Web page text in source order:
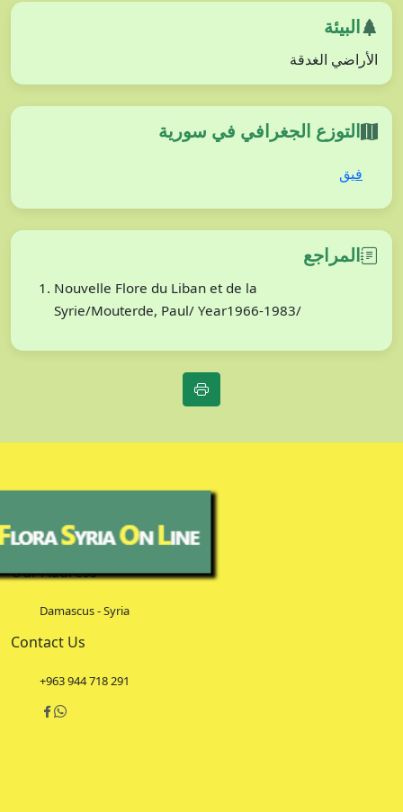
البيئة
الأراضي الغدقة
التوزع الجغرافي في سورية
فيق
المراجع
Nouvelle Flore du Liban et de la
Syrie/Mouterde, Paul/ Year1966-1983/
Our Address
Damascus - Syria
Contact Us
+963 944 718 291